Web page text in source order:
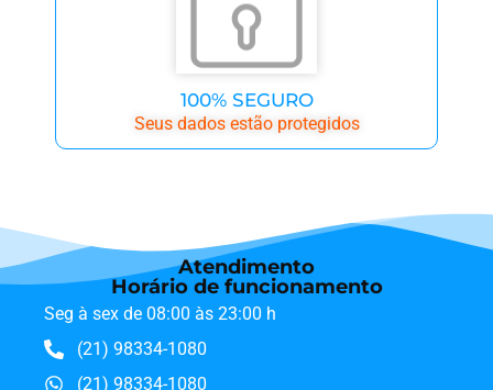
100% SEGURO
Seus dados estão protegidos
Atendimento
Horário de funcionamento
Seg à sex de 08:00 às 23:00 h
(21) 98334-1080
(21) 98334-1080